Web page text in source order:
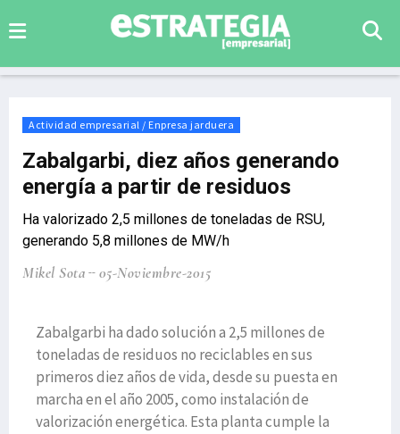
Actividad empresarial / Enpresa jarduera
Zabalgarbi, diez años generando
energía a partir de residuos
Ha valorizado 2,5 millones de toneladas de RSU,
generando 5,8 millones de MW/h
Mikel Sota 05-Noviembre-2015
Zabalgarbi ha dado solución a 2,5 millones de
toneladas de residuos no reciclables en sus
primeros diez años de vida, desde su puesta en
marcha en el año 2005, como instalación de
valorización energética. Esta planta cumple la